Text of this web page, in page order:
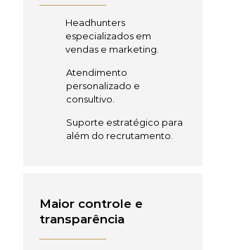
Headhunters
especializados em
vendas e marketing.
Atendimento
personalizado e
consultivo.
Suporte estratégico para
além do recrutamento.
Maior controle e
transparência